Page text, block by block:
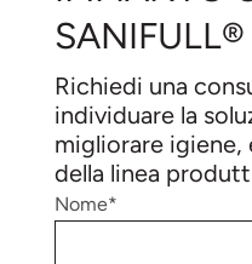
SANIFULL®
Richiedi una
individuare la
migliorare igiene,
della linea
Nome*